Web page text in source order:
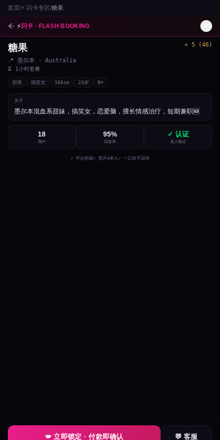
首页/⚡ 闪卡专区/糖果
⚡闪卡 · FLASH BOOKING
1 /3
糖果 ⭐ 5 (46)
📍 墨尔本 · Australia
⏳ 1小时套餐
甜美 搞笑女 166cm 23岁 B+
关于
墨尔本混血系甜妹，搞笑女，恋爱脑，擅长情感治疗，短期兼职🆕
18
预约
95%
回复率
✓ 认证
真人验证
✓ 平台担保✓ 照片=本人 ✓ 一口价不议价
💋 立即锁定 · 付款即确认 💬 客服